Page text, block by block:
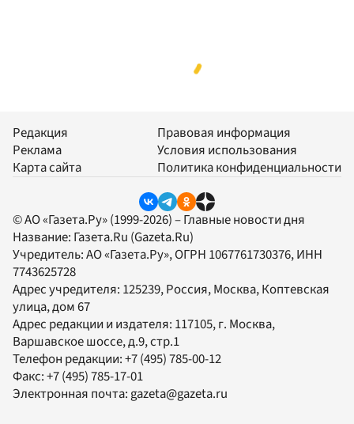
Редакция
Реклама
Карта сайта
Правовая информация
Условия использования
Политика конфиденциальности
© АО «Газета.Ру» (1999-2026) – Главные новости дня
Название: Газета.Ru (Gazeta.Ru)
Учредитель:АО «Газета.Ру», ОГРН 1067761730376, ИНН
7743625728
Адрес учредителя: 125239, Россия, Москва, Коптевская
улица, дом 67
Адрес редакции и издателя: 117105, г. Москва,
Варшавское шоссе, д.9, стр.1
Телефон редакции:+7 (495) 785-00-12
Факс:+7 (495) 785-17-01
Электронная почта:gazeta@gazeta.ru